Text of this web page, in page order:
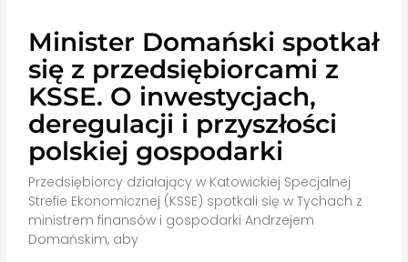
Minister Domański spotkał
się z przedsiębiorcami z
KSSE. O inwestycjach,
deregulacji i przyszłości
polskiej gospodarki
Przedsiębiorcy działający w Katowickiej Specjalnej
Strefie Ekonomicznej (KSSE) spotkali się w Tychach z
ministrem finansów i gospodarki Andrzejem
Domańskim, aby